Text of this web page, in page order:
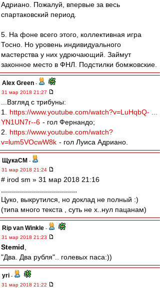
Адриано. Пожалуй, впервые за весь
спартаковский период.
5. На фоне всего этого, коллективная игра
Тосно. Но уровень индивидуального
мастерства у них удрючающий. Займут
законное место в ФНЛ. Подстилки бомжовские.
Alex Green -
31 мар 2018 21:27
...Взгляд с трибуны:
1.
https://www.youtube.com/watch?v=LuHqbQ- ...
YN1UN7r--6 - гол Фернандо;
2.
https://www.youtube.com/watch?
v=lum5VOcwW8k - гол Луиса Адриано.
ЩукаСМ -
31 мар 2018 21:24
# irod sm » 31 мар 2018 21:16
Цуко, выкрутился, но доклад не полный :)
(типа много текста , суть не х..нул пацанам)
Rip van Winkle -
31 мар 2018 21:23
Stemid
"Два. Два рубля".. голевых паса:))
yri -
31 мар 2018 21:22